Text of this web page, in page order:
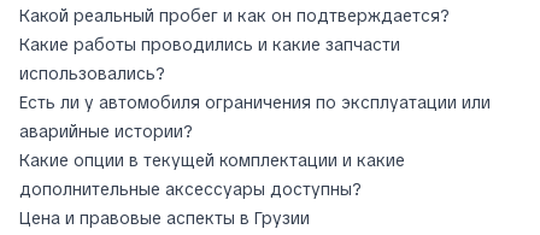
Какой реальный пробег и как он подтверждается?
Какие работы проводились и какие запчасти
использовались?
Есть ли у автомобиля ограничения по эксплуатации или
аварийные истории?
Какие опции в текущей комплектации и какие
дополнительные аксессуары доступны?
Цена и правовые аспекты в Грузии